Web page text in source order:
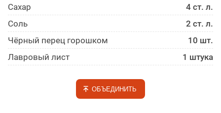
Сахар
4 ст. л.
Соль
2 ст. л.
Чёрный перец горошком
10 шт.
Лавровый лист
1 штука
ОБЪЕДИНИТЬ